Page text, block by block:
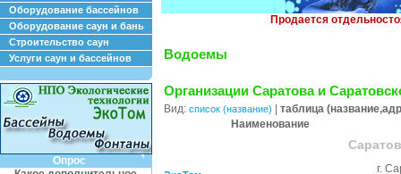
Оборудование бассейнов
Оборудование саун и бань
Строительство саун
Услуги саун и бассейнов
Опрос
Водоемы
Организации Саратова и
Вид: список (название)
таблица
Наименование
г.